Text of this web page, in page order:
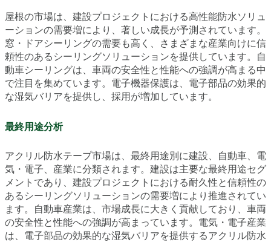
屋根の市場は、建設プロジェクトにおける高性能防水ソリュ
ーションの需要増により、著しい成長が予測されています。
窓・ドアシーリングの需要も高く、さまざまな産業向けに信
頼性のあるシーリングソリューションを提供しています。自
動車シーリングは、車両の安全性と性能への強調が高まる中
で注目を集めています。電子機器保護は、電子部品の効果的
な湿気バリアを提供し、採用が増加しています。
最終用途分析
アクリル防水テープ市場は、最終用途別に建設、自動車、電
気・電子、産業に分類されます。建設は主要な最終用途セグ
メントであり、建設プロジェクトにおける耐久性と信頼性の
あるシーリングソリューションの需要増により推進されてい
ます。自動車産業は、市場成長に大きく貢献しており、車両
の安全性と性能への強調が高まっています。電気・電子産業
は、電子部品の効果的な湿気バリアを提供するアクリル防水